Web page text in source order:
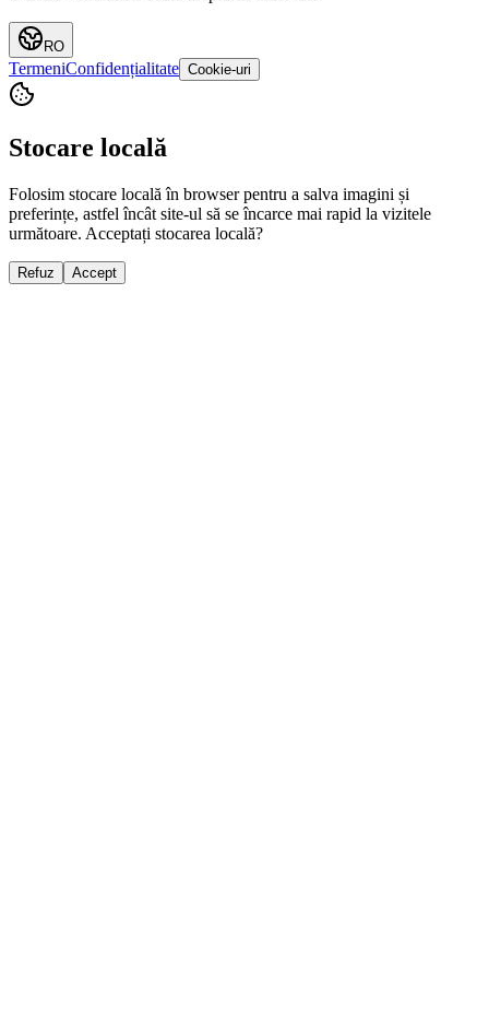
RO
TermeniConfidențialitate Cookie-uri
Stocare locală
Folosim stocare locală în browser pentru a salva imagini și
preferințe, astfel încât site-ul să se încarce mai rapid la vizitele
următoare. Acceptați stocarea locală?
Refuz Accept